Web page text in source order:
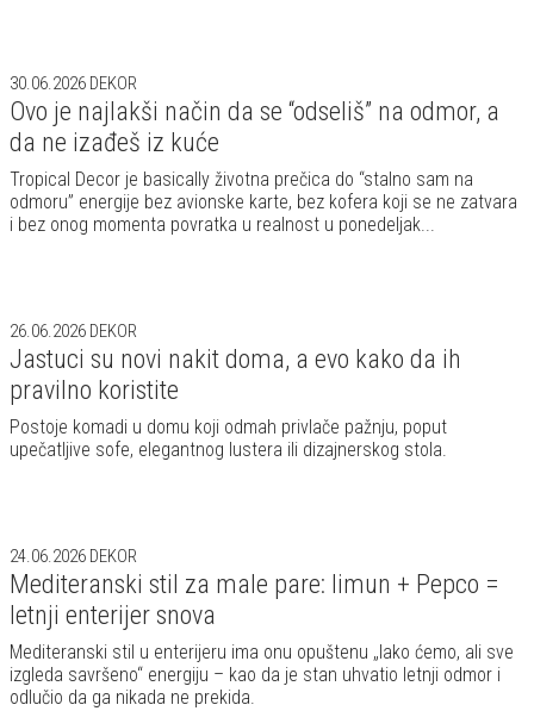
30.06.2026 DEKOR
Ovo je najlakši način da se “odseliš” na odmor, a
da ne izađeš iz kuće
Tropical Decor je basically životna prečica do “stalno sam na
odmoru” energije bez avionske karte, bez kofera koji se ne zatvara
i bez onog momenta povratka u realnost u ponedeljak...
26.06.2026 DEKOR
Jastuci su novi nakit doma, a evo kako da ih
pravilno koristite
Postoje komadi u domu koji odmah privlače pažnju, poput
upečatljive sofe, elegantnog lustera ili dizajnerskog stola.
24.06.2026 DEKOR
Mediteranski stil za male pare: limun + Pepco =
letnji enterijer snova
Mediteranski stil u enterijeru ima onu opuštenu „lako ćemo, ali sve
izgleda savršeno“ energiju – kao da je stan uhvatio letnji odmor i
odlučio da ga nikada ne prekida.